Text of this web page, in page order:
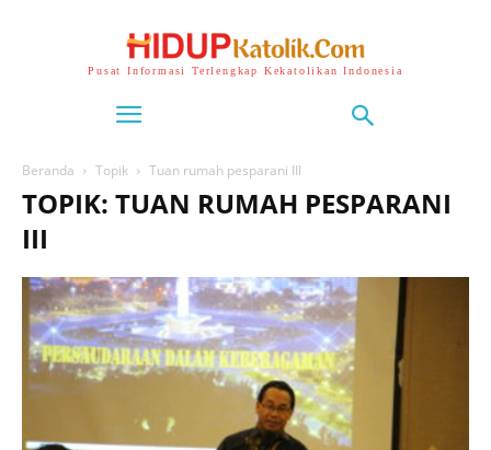
Pusat Informasi Terlengkap Kekatolikan Indonesia
Beranda Topik Tuan rumah pesparani III
TOPIK: TUAN RUMAH PESPARANI
III